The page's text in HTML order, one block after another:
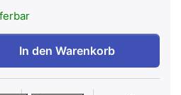
Lünette für VARIOLINE
In den Warenkorb